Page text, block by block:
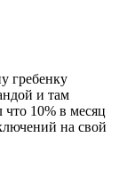
гребенку
и там
что 10% в месяц
на свой